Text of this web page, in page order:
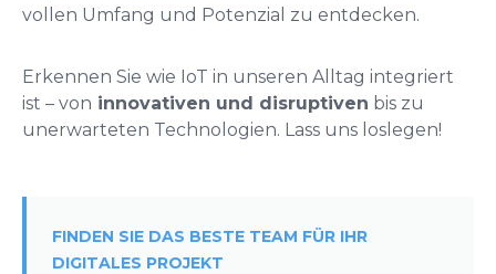
vollen Umfang und Potenzial zu entdecken.
Erkennen Sie wie IoT in unseren Alltag integriert
ist – von innovativen und disruptiven bis zu
unerwarteten Technologien. Lass uns loslegen!
FINDEN SIE DAS BESTE TEAM FÜR IHR
DIGITALES PROJEKT